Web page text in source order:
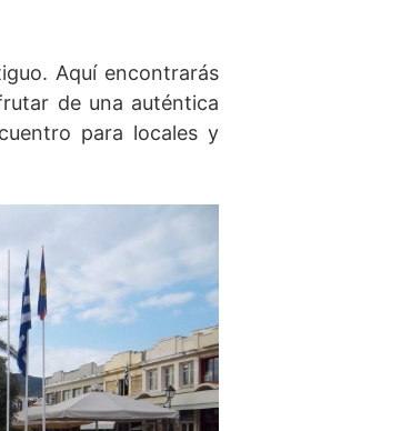
Aquí encontrarás
de una auténtica
para locales y